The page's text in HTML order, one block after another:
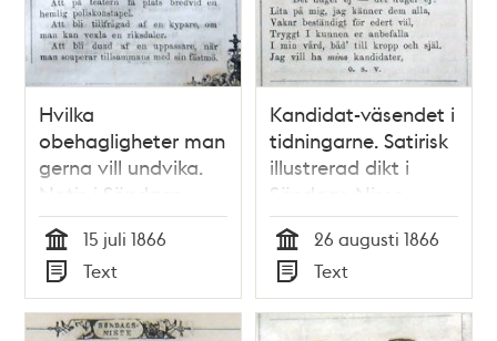
Hvilka
obehagligheter man
gerna vill undvika.
Notis i Söndags-
Nisse – Illustreradt
Veckoblad för
Skämt, Humor och
Satir, nr 29, den 15
juli 1866
Tid
15 juli 1866
Typ
Text
Kandidat-väsendet i
tidningarne. Satirisk
illustrerad dikt i
Söndags-Nisse –
Illustreradt
Veckoblad för
Skämt, Humor och
Satir, nr 35, den 26
augusti 1866
Tid
26 augusti 1866
Typ
Text